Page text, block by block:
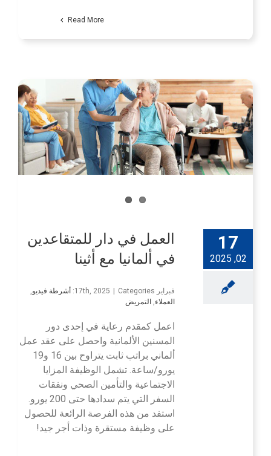
Read More
17
02, 2025
العمل في دار للمتقاعدين
في ألمانيا مع أثينا
فبراير 17th, 2025 | Categories: أشرطة فيديو
العملاء التمريض
اعمل كمقدم رعاية في إحدى دور
المسنين الألمانية واحصل على عقد عمل
ألماني براتب ثابت يتراوح بين 16 و19
يورو/ساعة. تشمل الوظيفة المزايا
الاجتماعية والتأمين الصحي ونفقات
السفر التي يتم سدادها حتى 200 يورو.
استفد من هذه الفرصة الرائعة للحصول
على وظيفة مستقرة وذات أجر جيد!